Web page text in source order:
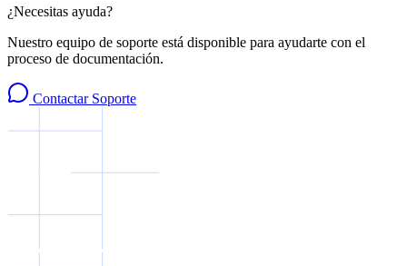
¿Necesitas ayuda?
Nuestro equipo de soporte está disponible para ayudarte con el
proceso de documentación.
Contactar Soporte